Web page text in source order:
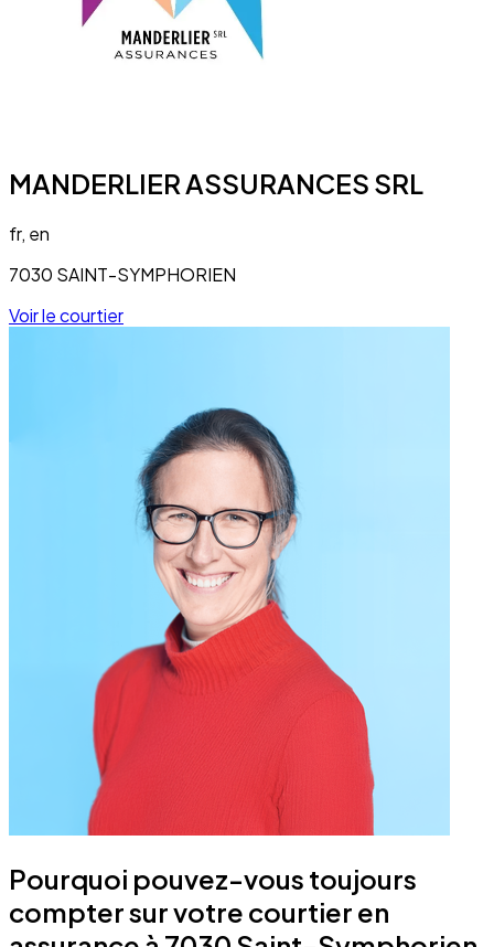
MANDERLIER ASSURANCES SRL
fr, en
7030 SAINT-SYMPHORIEN
Voir le courtier
Pourquoi pouvez-vous toujours
compter sur votre courtier en